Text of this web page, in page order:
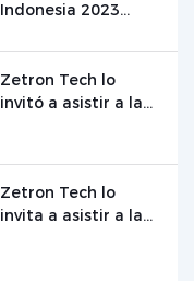
Indonesia 2023
Zetron Tech lo
invitó a asistir a la
Zetron Tech lo
invita a asistir a la